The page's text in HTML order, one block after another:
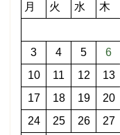
月 火 水 木
3
4 5 6
10
11 12 13
17
18 19 20
24
25 26 27